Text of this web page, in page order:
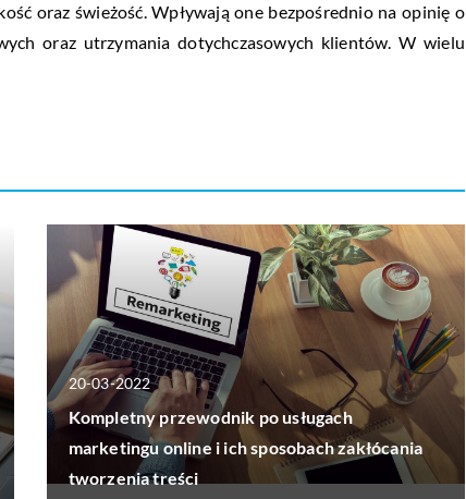
oraz świeżość. Wpływają one bezpośrednio na opinię o
oraz utrzymania dotychczasowych klientów. W wielu
20-03-2022
Kompletny przewodnik po usługach
marketingu online i ich sposobach zakłócania
tworzenia treści